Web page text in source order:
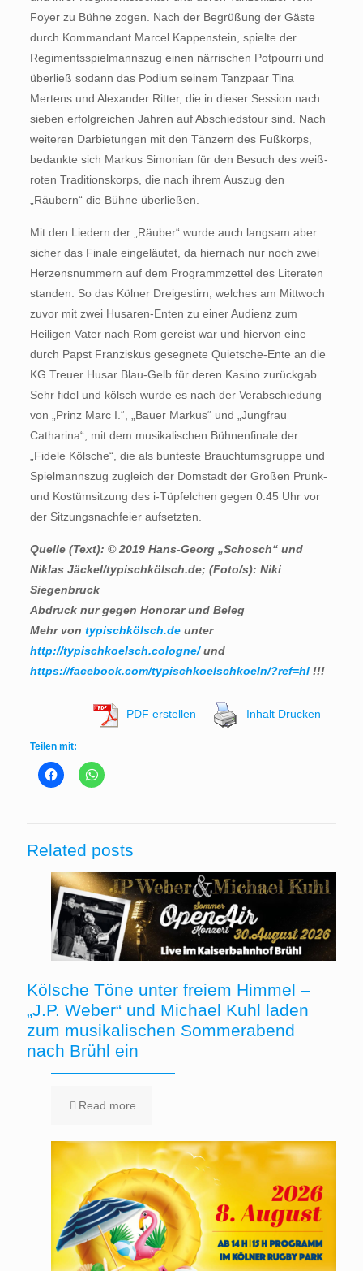
Foyer zu Bühne zogen. Nach der Begrüßung der Gäste
durch Kommandant Marcel Kappenstein, spielte der
Regimentsspielmannszug einen närrischen Potpourri und
überließ sodann das Podium seinem Tanzpaar Tina
Mertens und Alexander Ritter, die in dieser Session nach
sieben erfolgreichen Jahren auf Abschiedstour sind. Nach
weiteren Darbietungen mit den Tänzern des Fußkorps,
bedankte sich Markus Simonian für den Besuch des weiß-
roten Traditionskorps, die nach ihrem Auszug den
„Räubern“ die Bühne überließen.
Mit den Liedern der „Räuber“ wurde auch langsam aber
sicher das Finale eingeläutet, da hiernach nur noch zwei
Herzensnummern auf dem Programmzettel des Literaten
standen. So das Kölner Dreigestirn, welches am Mittwoch
zuvor mit zwei Husaren-Enten zu einer Audienz zum
Heiligen Vater nach Rom gereist war und hiervon eine
durch Papst Franziskus gesegnete Quietsche-Ente an die
KG Treuer Husar Blau-Gelb für deren Kasino zurückgab.
Sehr fidel und kölsch wurde es nach der Verabschiedung
von „Prinz Marc I.“, „Bauer Markus“ und „Jungfrau
Catharina“, mit dem musikalischen Bühnenfinale der
„Fidele Kölsche“, die als bunteste Brauchtumsgruppe und
Spielmannszug zugleich der Domstadt der Großen Prunk-
und Kostümsitzung des i-Tüpfelchen gegen 0.45 Uhr vor
der Sitzungsnachfeier aufsetzten.
Quelle (Text): © 2019 Hans-Georg „Schosch“ und
Niklas Jäckel/typischkölsch.de; (Foto/s): Niki
Siegenbruck
Abdruck nur gegen Honorar und Beleg
Mehr von typischkölsch.deunter
http://typischkoelsch.cologne/und
https://facebook.com/typischkoelschkoeln/?ref=hl!!!
PDF erstellen Inhalt Drucken
Teilen mit:
Related posts
Kölsche Töne unter freiem Himmel –
„J.P. Weber“ und Michael Kuhl laden
zum musikalischen Sommerabend
nach Brühl ein
Read more